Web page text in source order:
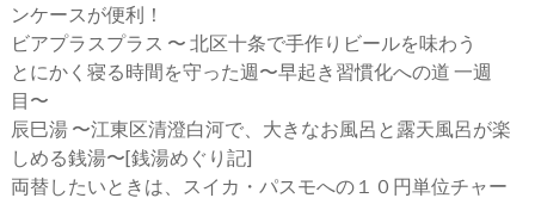
ンケースが便利！
ビアプラスプラス 〜 北区十条で手作りビールを味わう
とにかく寝る時間を守った週〜早起き習慣化への道 一週
目〜
辰巳湯 〜江東区清澄白河で、大きなお風呂と露天風呂が楽
しめる銭湯〜[銭湯めぐり記]
両替したいときは、スイカ・パスモへの１０円単位チャー